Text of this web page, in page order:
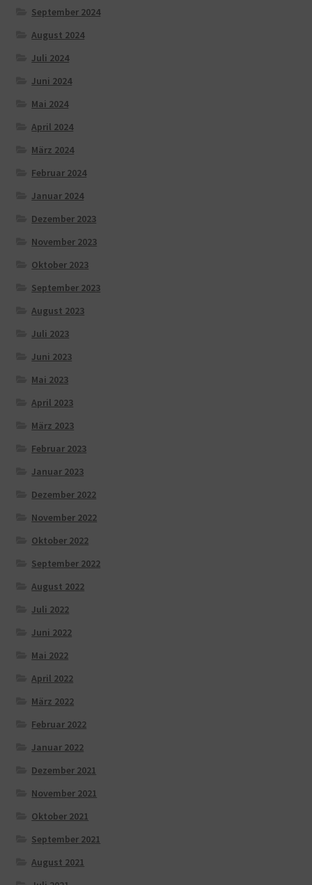
September 2024
August 2024
Juli 2024
Juni 2024
Mai 2024
April 2024
März 2024
Februar 2024
Januar 2024
Dezember 2023
November 2023
Oktober 2023
September 2023
August 2023
Juli 2023
Juni 2023
Mai 2023
April 2023
März 2023
Februar 2023
Januar 2023
Dezember 2022
November 2022
Oktober 2022
September 2022
August 2022
Juli 2022
Juni 2022
Mai 2022
April 2022
März 2022
Februar 2022
Januar 2022
Dezember 2021
November 2021
Oktober 2021
September 2021
August 2021